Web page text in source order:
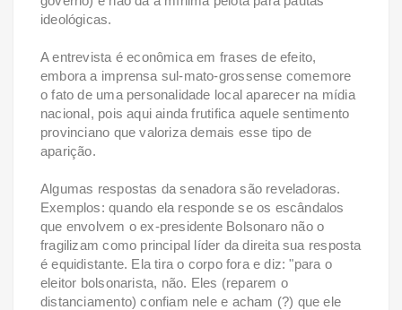
ideológicas.
A entrevista é econômica em frases de efeito,
embora a imprensa sul-mato-grossense comemore
o fato de uma personalidade local aparecer na mídia
nacional, pois aqui ainda frutifica aquele sentimento
provinciano que valoriza demais esse tipo de
aparição.
Algumas respostas da senadora são reveladoras.
Exemplos: quando ela responde se os escândalos
que envolvem o ex-presidente Bolsonaro não o
fragilizam como principal líder da direita sua resposta
é equidistante. Ela tira o corpo fora e diz: "para o
eleitor bolsonarista, não. Eles (reparem o
distanciamento) confiam nele e acham (?) que ele